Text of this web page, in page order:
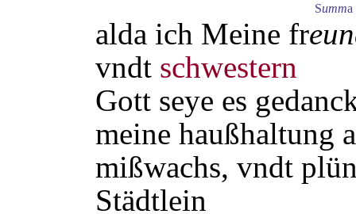
Summa
alda ich Meine fr
vndt schwestern
Gott seye es
meine haußhaltung
mißwachs, vndt
Städtlein